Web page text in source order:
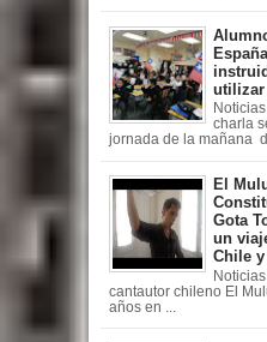
charla
jornada de la mañana
El
Gota
un
Chile
cantautor chileno El
años en ...